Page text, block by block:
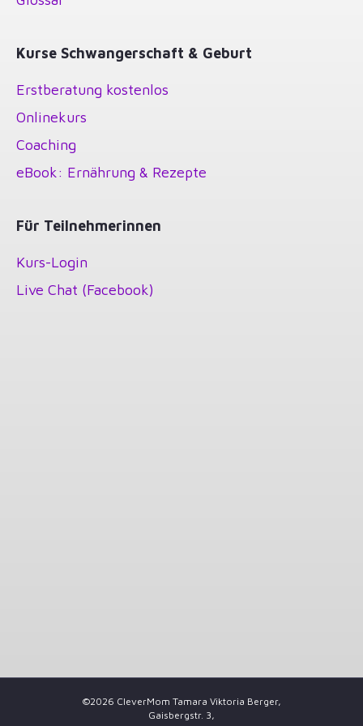
Kurse Schwangerschaft & Geburt
Erstberatung kostenlos
Onlinekurs
Coaching
eBook: Ernährung & Rezepte
Für Teilnehmerinnen
Kurs-Login
Live Chat (Facebook)
©2026 CleverMom Tamara Viktoria Berger,
Gaisbergstr. 3,